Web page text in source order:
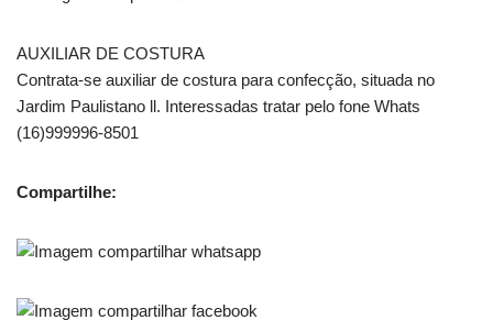
AUXILIAR DE COSTURA
Contrata-se auxiliar de costura para confecção, situada no
Jardim Paulistano ll. Interessadas tratar pelo fone Whats
(16)999996-8501
Compartilhe: